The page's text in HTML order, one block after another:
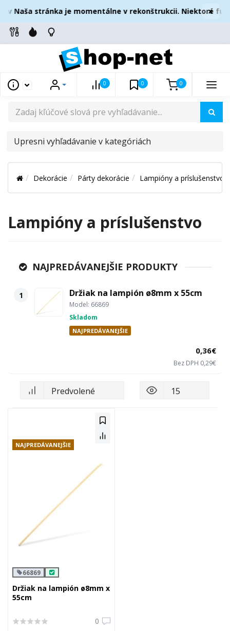
Naša stránka je momentálne v rekonštrukcii. Niektoré×
0 0 0
UPRESNI
V
KATEGÓRIÁCH
Dekorácie Párty dekorácie Lampióny a príslušenstvo
Lampióny a príslušenstvo
NAJPREDÁVANEJŠIE PRODUKTY
1 Držiak na lampión ø8mm x 55cm
Model: 66869
Skladom
NAJPREDÁVANEJŠIE
0,36€
Bez DPH 0,29€
NAJPREDÁVANEJŠIE
66869
Držiak na lampión ø8mm x
55cm
0